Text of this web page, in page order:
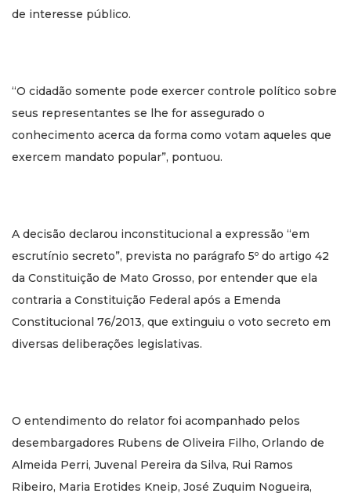
de interesse público.
“O cidadão somente pode exercer controle político sobre
seus representantes se lhe for assegurado o
conhecimento acerca da forma como votam aqueles que
exercem mandato popular”, pontuou.
A decisão declarou inconstitucional a expressão “em
escrutínio secreto”, prevista no parágrafo 5º do artigo 42
da Constituição de Mato Grosso, por entender que ela
contraria a Constituição Federal após a Emenda
Constitucional 76/2013, que extinguiu o voto secreto em
diversas deliberações legislativas.
O entendimento do relator foi acompanhado pelos
desembargadores Rubens de Oliveira Filho, Orlando de
Almeida Perri, Juvenal Pereira da Silva, Rui Ramos
Ribeiro, Maria Erotides Kneip, José Zuquim Nogueira,